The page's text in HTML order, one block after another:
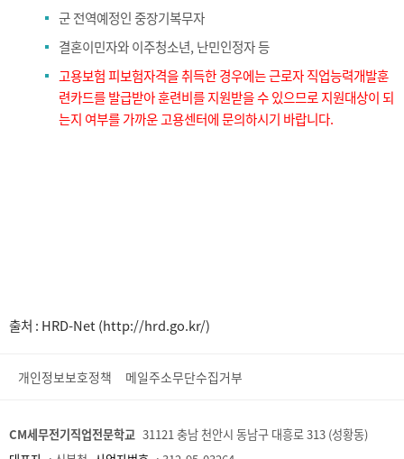
군 전역예정인 중장기복무자
결혼이민자와 이주청소년, 난민인정자 등
고용보험 피보험자격을 취득한 경우에는 근로자 직업능력개발훈
련카드를 발급받아 훈련비를 지원받을 수 있으므로 지원대상이 되
는지 여부를 가까운 고용센터에 문의하시기 바랍니다.
출처 : HRD-Net (http://hrd.go.kr/)
개인정보보호정책 메일주소무단수집거부
CM세무전기직업전문학교 31121 충남 천안시 동남구 대흥로 313 (성황동)